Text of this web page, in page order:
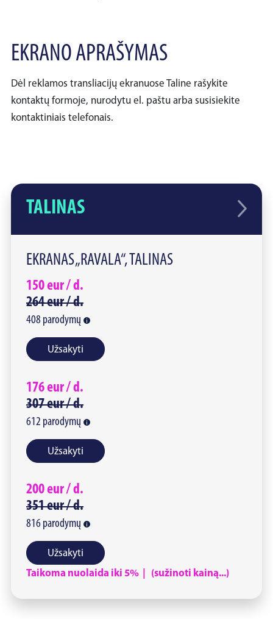
TALINAS
EKRANAS „RAVALA“, TALINAS
150eur /d.
264eur /d.
408 parodymų
Užsakyti
176eur /d.
307eur /d.
612 parodymų
Užsakyti
200eur /d.
351eur /d.
816 parodymų
Užsakyti
Taikoma nuolaida iki 5% | (sužinoti kainą...)
EKRANO APRAŠYMAS
Dėl reklamos transliacijų ekranuose Taline rašykite
kontaktų formoje, nurodytu el. paštu arba susisiekite
kontaktiniais telefonais.